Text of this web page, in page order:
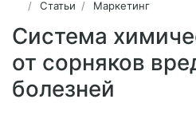
Статьи Маркетинг
Система
от сорняков
болезней